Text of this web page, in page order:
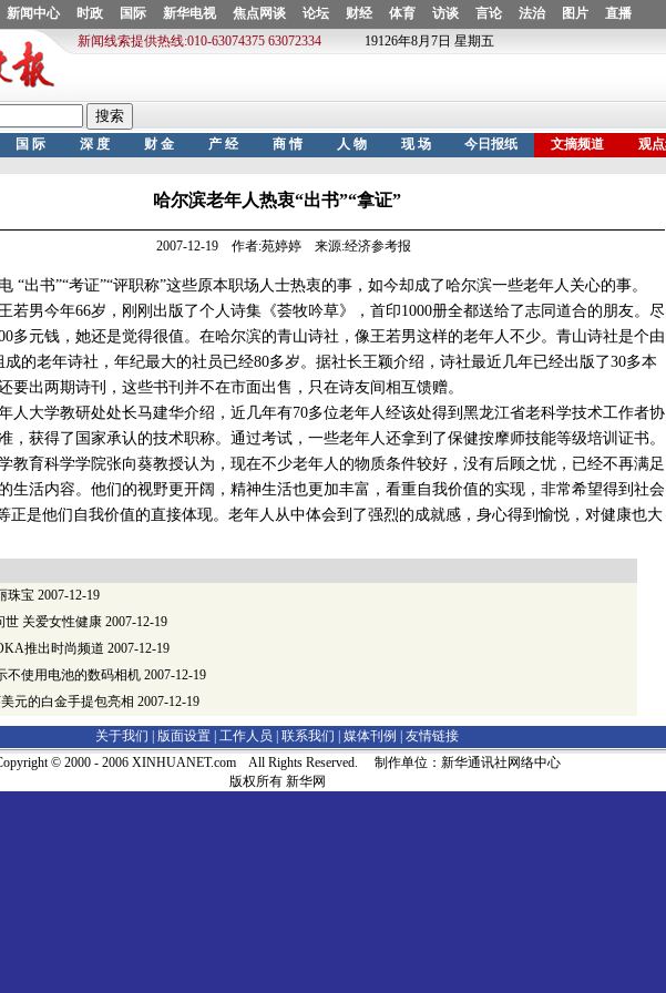
哈尔滨老年人热衷“出书”“拿证”
2007-12-19 作者:苑婷婷 来源:经济参考报
书”“考证”“评职称”这些原本职场人士热衷的事，如今却成了哈尔滨一些老年人关心的事。
男今年66岁，刚刚出版了个人诗集《荟牧吟草》，首印1000册全都送给了志同道合的朋友。尽
多元钱，她还是觉得很值。在哈尔滨的青山诗社，像王若男这样的老年人不少。青山诗社是个由
成的老年诗社，年纪最大的社员已经80多岁。据社长王颖介绍，诗社最近几年已经出版了30多本
要出两期诗刊，这些书刊并不在市面出售，只在诗友间相互馈赠。
大学教研处处长马建华介绍，近几年有70多位老年人经该处得到黑龙江省老科学技术工作者协
，获得了国家承认的技术职称。通过考试，一些老年人还拿到了保健按摩师技能等级培训证书。
育科学学院张向葵教授认为，现在不少老年人的物质条件较好，没有后顾之忧，已经不再满足
生活内容。他们的视野更开阔，精神生活也更加丰富，看重自我价值的实现，非常希望得到社会
正是他们自我价值的直接体现。老年人从中体会到了强烈的成就感，身心得到愉悦，对健康也大
珠宝 2007-12-19
世 关爱女性健康 2007-12-19
推出时尚频道 2007-12-19
不使用电池的数码相机 2007-12-19
元的白金手提包亮相 2007-12-19
关于我们 | 版面设置 工作人员 联系我们 媒体刊例
友情链接
© 2000 - 2006 XINHUANET.com All Rights Reserved. 制作单位：新华通讯社网络中心
版权所有 新华网